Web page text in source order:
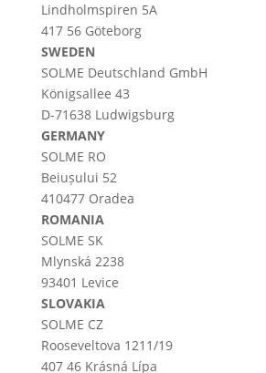
Lindholmspiren 5A
417 56 Göteborg
SWEDEN
SOLME Deutschland GmbH
Königsallee 43
D-71638 Ludwigsburg
GERMANY
SOLME RO
Beiușului 52
410477 Oradea
ROMANIA
SOLME SK
Mlynská 2238
93401 Levice
SLOVAKIA
SOLME CZ
Rooseveltova 1211/19
407 46 Krásná Lípa